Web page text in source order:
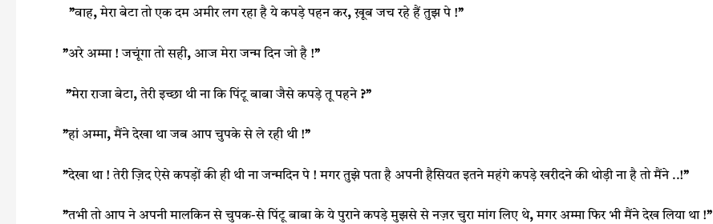
”वाह,मेरा बेटा तो एक दम अमीर लग रहा है ये कपडे़ पहन कर,खू़ब जच रहे हैं तुझ पे !”
”अरे अम्मा ! जचूंगा तो सही, आज मेरा जन्म दिन जो है !”
”मेरा राजा बेटा,तेरी इच्छा थी ना कि पिंटू बाबा जैसे कपडे़ तू पहने ?”
”हां अम्मा,मैंने देखा था जब आप चुपके से ले रही थी !”
”देखा था ! तेरी ज़िद ऐसे कपड़ों की ही थी ना जन्मदिन पे ! मगर तुझे पता है अपनी हैसियत इतने महंगे कपड़े खरीदने की थोड़ी ना है तो मैंने ..!”
”तभी तो आप ने अपनी मालकिन से चुपक-से पिंटू बाबा के ये पुराने कपडे़ मुझसे से नज़र चुरा मांग लिए थे,मगर अम्मा फिर भी मैंने देख लिया था !”